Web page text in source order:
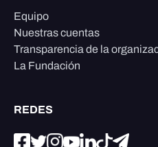
Equipo
Nuestras cuentas
Transparencia de la
La Fundación
REDES